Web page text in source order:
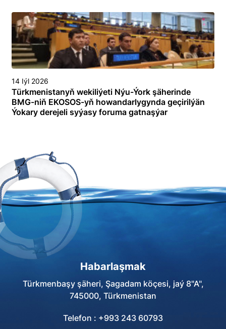
14 Iýl 2026
Türkmenistanyň wekiliýeti Nýu-Ýork şäherinde
BMG-niň EKOSOS-yň howandarlygynda geçirilýän
Ýokary derejeli syýasy foruma gatnaşýar
Habarlaşmak
Türkmenbaşy şäheri, Şagadam köçesi, jaý 8"A",
745000, Türkmenistan
Telefon : +993 243 60793